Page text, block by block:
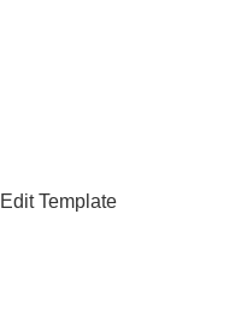
Edit Template